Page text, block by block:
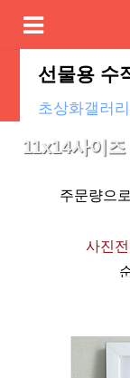
선물용 수
초상화갤러리
11x14사이
주문량으
사진